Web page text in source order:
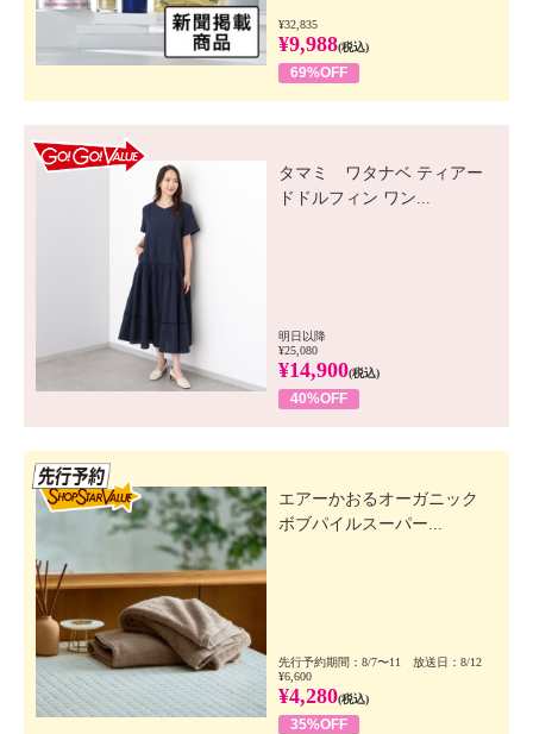
¥32,835
¥9,988(税込)
69%OFF
タマミ ワタナベ ティアー
ドドルフィン ワン...
明日以降
¥25,080
¥14,900(税込)
40%OFF
エアーかおるオーガニック
ボブパイルスーパー...
先行予約期間：8/7〜11 放送日：8/12
¥6,600
¥4,280(税込)
35%OFF